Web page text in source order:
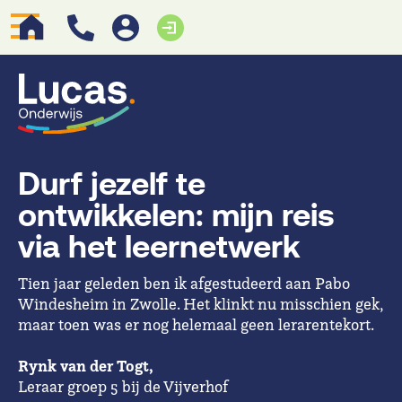
Durf jezelf te
ontwikkelen: mijn reis
via het leernetwerk
Tien jaar geleden ben ik afgestudeerd aan Pabo
Windesheim in Zwolle. Het klinkt nu misschien gek,
maar toen was er nog helemaal geen lerarentekort.
Rynk van der Togt,
Leraar groep 5 bij de Vijverhof